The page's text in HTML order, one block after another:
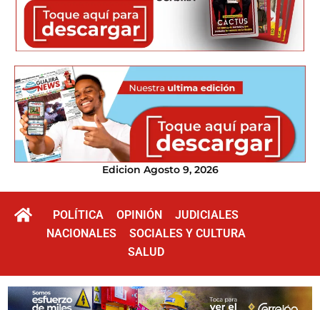
Edicion Agosto 9, 2026
POLÍTICA OPINIÓN
JUDICIALES
NACIONALES
SOCIALES Y CULTURA
SALUD